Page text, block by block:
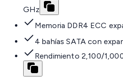
GHz
Memoria DDR4 ECC
4 bahías SATA con
Rendimiento 2,100/